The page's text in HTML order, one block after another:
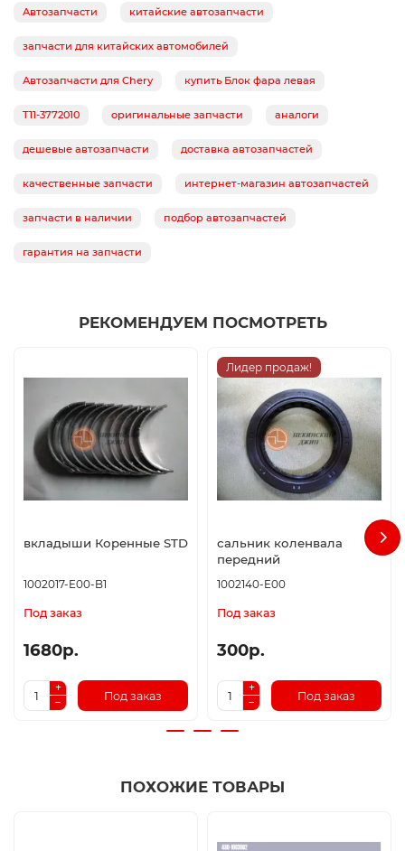
Автозапчасти китайские автозапчасти
запчасти для китайских автомобилей
Автозапчасти для Chery купить Блок фара левая
T11-3772010 оригинальные запчасти аналоги
дешевые автозапчасти доставка автозапчастей
качественные запчасти интернет-магазин автозапчастей
запчасти в наличии подбор автозапчастей
гарантия на запчасти
РЕКОМЕНДУЕМ ПОСМОТРЕТЬ
вкладыши Коренные STD
1002017-E00-B1
Под заказ
1680р.
Под заказ
Лидер продаж!
сальник коленвала
передний
1002140-E00
Под заказ
300р.
Под заказ
ПОХОЖИЕ ТОВАРЫ